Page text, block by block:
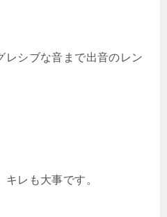
レシブな音まで出音のレン
レも大事です。